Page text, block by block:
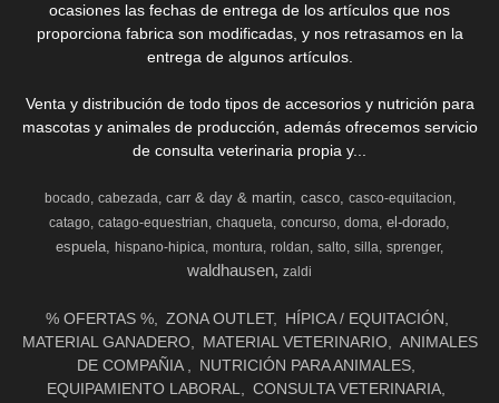
ocasiones las fechas de entrega de los artículos que nos
proporciona fabrica son modificadas, y nos retrasamos en la
entrega de algunos artículos.
Venta y distribución de todo tipos de accesorios y nutrición para
mascotas y animales de producción, además ofrecemos servicio
de consulta veterinaria propia y...
bocado cabezada carr & day & martin casco
casco-equitacion
catago catago-equestrian chaqueta concurso doma el-dorado
espuela
hispano-hipica montura roldan salto silla sprenger
waldhausen zaldi
% OFERTAS % ZONA OUTLET
HÍPICA / EQUITACIÓN
MATERIAL GANADERO
MATERIAL VETERINARIO
ANIMALES
DE COMPAÑIA
NUTRICIÓN PARA ANIMALES
EQUIPAMIENTO LABORAL
CONSULTA VETERINARIA